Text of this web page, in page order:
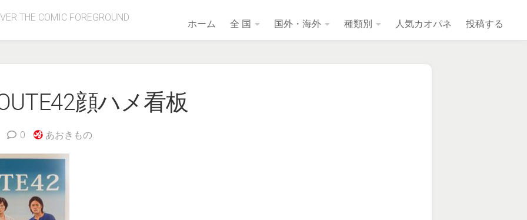
THE COMIC FOREGROUND
ホーム 全 国 国外・海外 種類別 人気カオパネ 投稿する
顔ハメ看板
0 あおきもの.